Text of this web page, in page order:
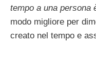
tempo a una persona
modo migliore per
creato nel tempo e